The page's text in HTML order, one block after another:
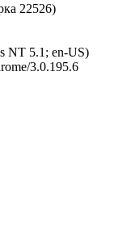
22526)
NT 5.1; en-US)
3.0.195.6